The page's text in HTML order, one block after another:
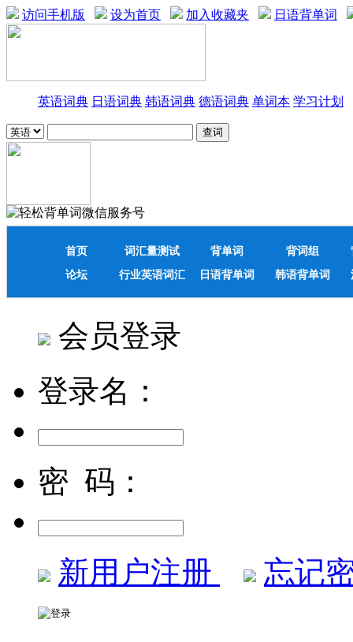
访问手机版 设为首页 加入收藏夹 日语背单词
英语词典 日语词典 韩语词典 德语词典 单词本 学习计划
首页 词汇量测试 背单词 背词组
论坛
行业英语词汇 日语背单词 韩语背单词
会员登录
登录名：
密 码：
新用户注册 忘记